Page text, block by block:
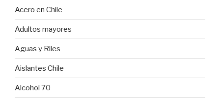
Acero en Chile
Adultos mayores
Aguas y Riles
Aislantes Chile
Alcohol 70